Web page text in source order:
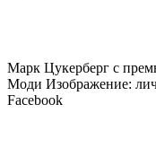
Марк Цукерберг с
Моди Изображение:
Facebook